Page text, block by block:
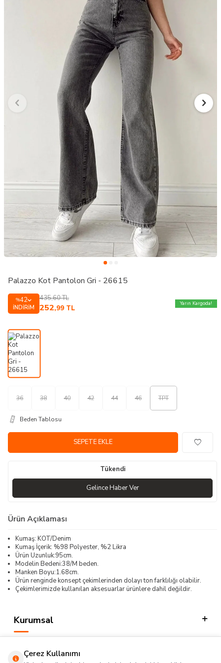
Palazzo Kot Pantolon Gri - 26615
%42
İNDIRIM
435,60TL
252,99 TL
Yarın Kargoda!
36 38 40 42 44 46 TPT
Beden Tablosu
SEPETE EKLE
Tükendi
Gelince Haber Ver
Ürün Açıklaması
Kumaş: KOT/Denim
Kumaş İçerik: %98 Polyester, %2 Likra
Ürün Uzunluk:95cm.
Modelin Bedeni:38/M beden.
Manken Boyu:1.68cm.
Ürün renginde konsept çekimlerinden dolayı ton farklılığı olabilir.
Çekimlerimizde kullanılan aksesuarlar ürünlere dahil değildir.
Kurumsal
Çerez Kullanımı